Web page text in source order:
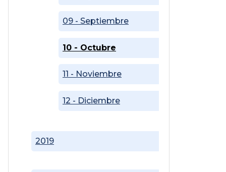
2019
09 - Septiembre
10 - Octubre
11 - Noviembre
12 - Diciembre